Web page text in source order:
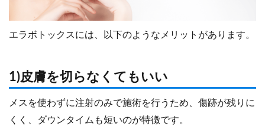
エラボトックスには、以下のようなメリットがあります。
1)皮膚を切らなくてもいい
メスを使わずに注射のみで施術を行うため、傷跡が残りに
くく、ダウンタイムも短いのが特徴です。